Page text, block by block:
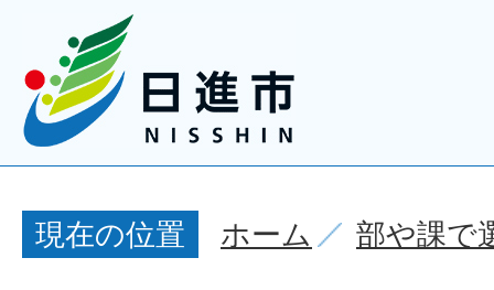
現在の位置 ホーム 部や課で